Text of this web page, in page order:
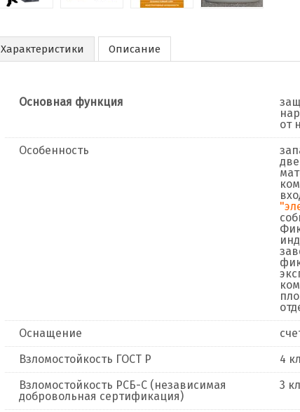
Характеристики Описание
Основная функция
от
Особенность
Оснащение
Взломостойкость ГОСТ Р
4
Взломостойкость РСБ-С (независимая
добровольная сертификация)
3